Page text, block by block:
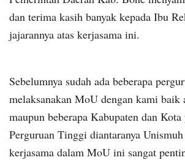
dan terima kasih banyak kepada Ibu
jajarannya atas kerjasama ini.
Sebelumnya sudah ada beberapa
melaksanakan MoU dengan kami baik
maupun beberapa Kabupaten dan
Perguruan Tinggi diantaranya
kerjasama dalam MoU ini sangat